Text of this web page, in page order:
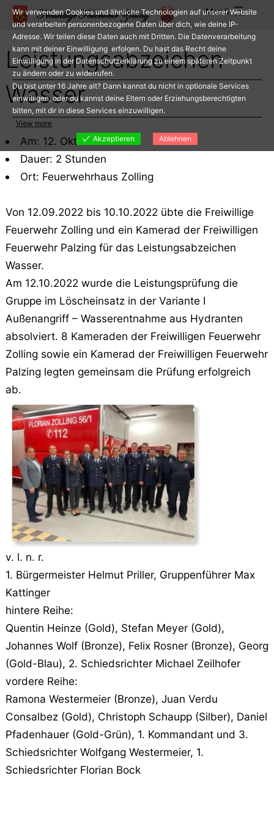
Zum
Inhalt
springen
Menü
Leistungsabzeichen
Wasser
Am: 12. Oktober 2022
Dauer: 2 Stunden
Ort: Feuerwehrhaus Zolling
Von 12.09.2022 bis 10.10.2022 übte die Freiwillige
Feuerwehr Zolling und ein Kamerad der Freiwilligen
Feuerwehr Palzing für das Leistungsabzeichen
Wasser.
Am 12.10.2022 wurde die Leistungsprüfung die
Gruppe im Löscheinsatz in der Variante I
Außenangriff – Wasserentnahme aus Hydranten
absolviert. 8 Kameraden der Freiwilligen Feuerwehr
Zolling sowie ein Kamerad der Freiwilligen Feuerwehr
Palzing legten gemeinsam die Prüfung erfolgreich
ab.
v. l. n. r.
1. Bürgermeister Helmut Priller, Gruppenführer Max
Kattinger
hintere Reihe:
Quentin Heinze (Gold), Stefan Meyer (Gold),
Johannes Wolf (Bronze), Felix Rosner (Bronze), Georg
(Gold-Blau), 2. Schiedsrichter Michael Zeilhofer
vordere Reihe:
Ramona Westermeier (Bronze), Juan Verdu
Consalbez (Gold), Christoph Schaupp (Silber), Daniel
Pfadenhauer (Gold-Grün), 1. Kommandant und 3.
Schiedsrichter Wolfgang Westermeier, 1.
Schiedsrichter Florian Bock
Wir verwenden Cookies und ähnliche Technologien auf unserer Website
und verarbeiten personenbezogene Daten über dich, wie deine IP-
Adresse. Wir teilen diese Daten auch mit Dritten. Die Datenverarbeitung
kann mit deiner Einwilligung erfolgen. Du hast das Recht deine
Einwilligung in der Datenschutzerklärung zu einem späteren Zeitpunkt
zu ändern oder zu widerrufen.
Du bist unter 16 Jahre alt? Dann kannst du nicht in optionale Services
einwilligen, oder du kannst deine Eltern oder Erziehungsberechtigten
bitten, mit dir in diese Services einzuwilligen.
View more
Akzeptieren
Ablehnen